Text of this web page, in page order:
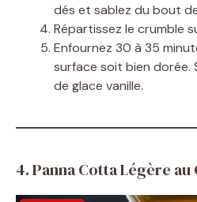
dés et sablez du bout
Répartissez le crumble
Enfournez 30 à 35
surface soit bien dorée.
de glace vanille.
4. Panna Cotta Légère